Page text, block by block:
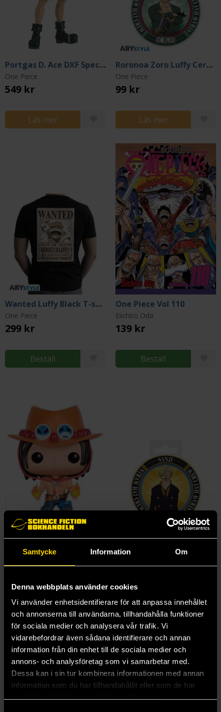
Samtycke Information Om
Denna webbplats använder cookies
Vi använder enhetsidentifierare för att anpassa innehållet
och annonserna till användarna, tillhandahålla funktioner
för sociala medier och analysera vår trafik. Vi
vidarebefordrar även sådana identifierare och annan
information från din enhet till de sociala medier och
annons- och analysföretag som vi samarbetar med.
Dessa kan i sin tur kombinera informationen med annan
information som du har tillhandahållit eller som de har
Portgas D. Ace DXF Special PVC Statue 20 cm
One Piece
549 kr
Läs mer
Roronoa Zoro Luffy Ceramic Coaster
One Piece
99 kr
Läs mer
Wanted Luffy Black T-shirt (X-Large)
One Piece
299 kr
Beställ
One Piece Vol 110
Eiichiro Oda
139 kr
Beställ
One Piece
249 kr
Beställ
One Piece
99 kr